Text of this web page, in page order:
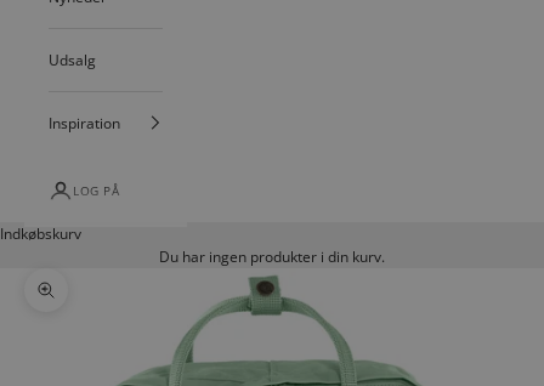
Udsalg
Inspiration
LOG PÅ
Indkøbskurv
Du har ingen produkter i din kurv.
Zoom